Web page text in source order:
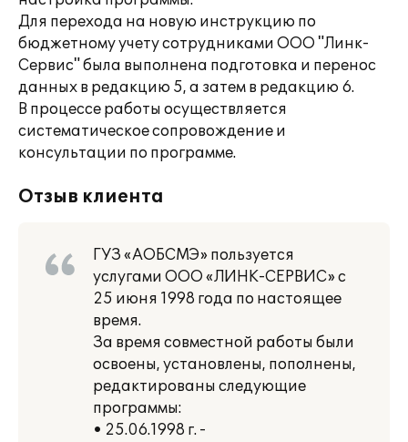
Для перехода на новую инструкцию по
бюджетному учету сотрудниками ООО "Линк-
Сервис" была выполнена подготовка и перенос
данных в редакцию 5, а затем в редакцию 6.
В процессе работы осуществляется
систематическое сопровождение и
консультации по программе.
Отзыв клиента
ГУЗ «АОБСМЭ» пользуется
услугами ООО «ЛИНК-СЕРВИС» с
25 июня 1998 года по настоящее
время.
За время совместной работы были
освоены, установлены, пополнены,
редактированы следующие
программы:
• 25.06.1998 г. -